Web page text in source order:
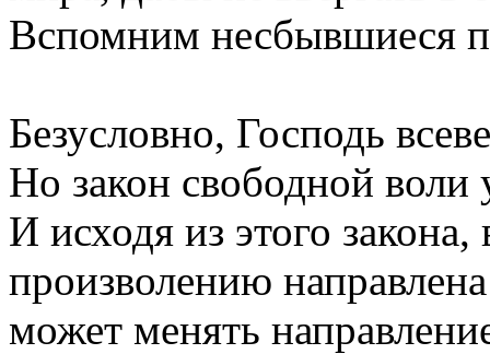
Вспомним несбывшиеся
Безусловно, Господь
Но закон свободной воли
И исходя из этого
произволению
может менять